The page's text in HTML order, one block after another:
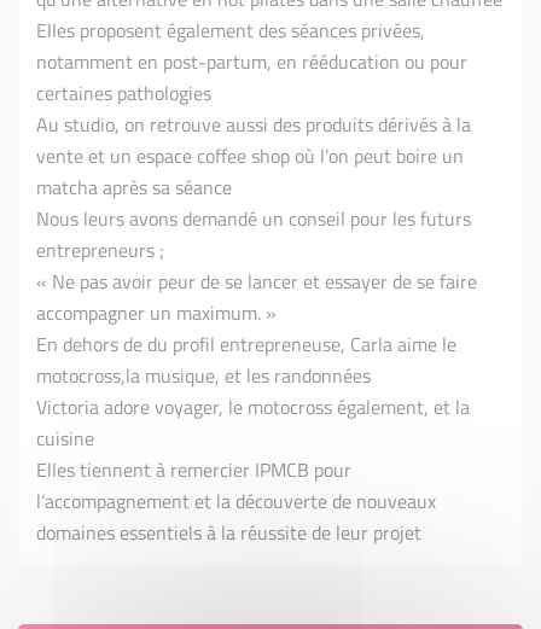
Elles proposent également des séances privées,
notamment en post-partum, en rééducation ou pour
certaines pathologies
Au studio, on retrouve aussi des produits dérivés à la
vente et un espace coffee shop où l’on peut boire un
matcha après sa séance
Nous leurs avons demandé un conseil pour les futurs
entrepreneurs ;
« Ne pas avoir peur de se lancer et essayer de se faire
accompagner un maximum. »
En dehors de du profil entrepreneuse, Carla aime le
motocross,la musique, et les randonnées
Victoria adore voyager, le motocross également, et la
cuisine
Elles tiennent à remercier IPMCB pour
l’accompagnement et la découverte de nouveaux
domaines essentiels à la réussite de leur projet